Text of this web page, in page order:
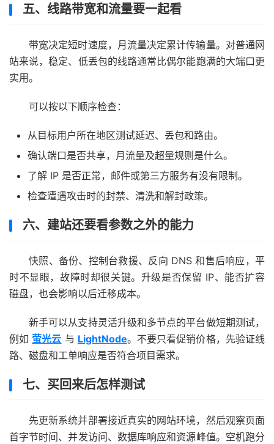
五、线路带宽和流量要一起看
带宽决定短时速度，月流量决定累计传输量。对普通网
站来说，稳定、低丢包的线路通常比偶尔能跑满的大端口更
实用。
可以按以下顺序检查：
从目标用户所在地区测试延迟、丢包和路由。
确认端口是否共享，月流量及超量规则是什么。
了解 IP 是否正常，邮件或第三方服务有没有限制。
检查遭遇攻击时的封禁、清洗和解封政策。
六、建站还要看参数之外的能力
快照、备份、控制台救援、反向 DNS 和售后响应，平
时不显眼，故障时却很关键。升级是否保留 IP、能否扩容
磁盘，也会影响以后迁移成本。
新手可以从支持灵活升级和多节点的平台做短期测试，
例如 萤光云 与 LightNode。不要只看促销价格，先验证线
路、磁盘和工单响应是否符合项目需求。
七、买回来后怎样测试
先更新系统并部署接近真实的网站环境，然后观察页面
首字节时间、并发访问、数据库响应和资源峰值。空机跑分